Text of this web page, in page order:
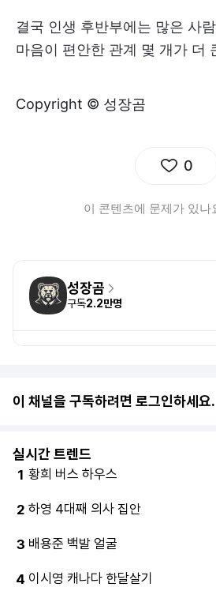
결국 인생 후반부에는 많은 사
마음이 편안한 관계 몇 개가 더
Copyright © 성장곰
0
이 콘텐츠에 문제가 있나
성장곰
구독2.2만명
이 채널을 구독하려면 로그인하세요.
실시간 트렌드
1 황희 버스 하우스
2 하영 4대째 의사 집안
3 배용준 백발 얼굴
4 이시영 캐나다 한달살기